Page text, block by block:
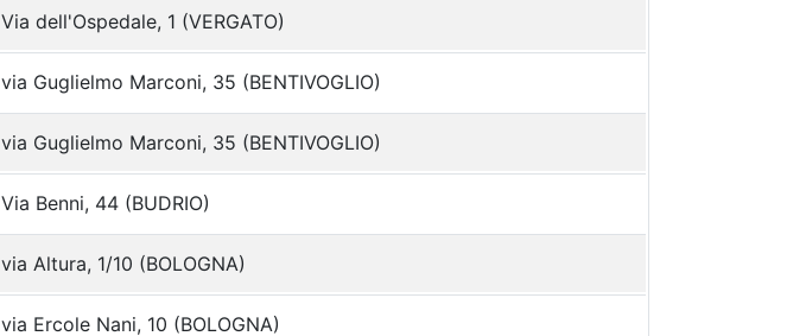
Via dell'Ospedale, 1 (VERGATO)
via Guglielmo Marconi, 35 (BENTIVOGLIO)
via Guglielmo Marconi, 35 (BENTIVOGLIO)
Via Benni, 44 (BUDRIO)
via Altura, 1/10 (BOLOGNA)
via Ercole Nani, 10 (BOLOGNA)